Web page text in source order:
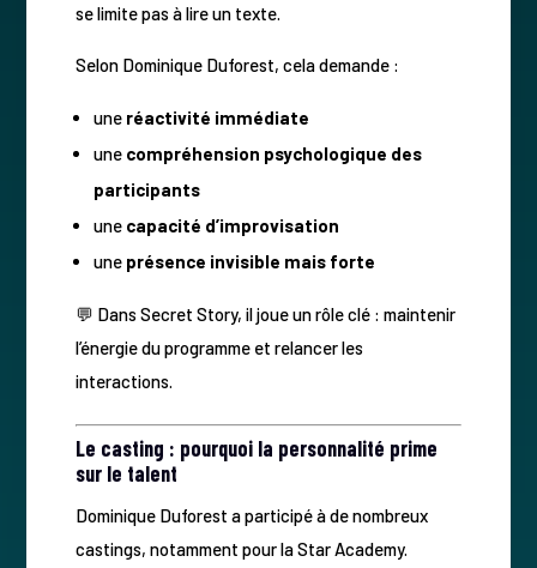
se limite pas à lire un texte.
Selon Dominique Duforest, cela demande :
une réactivité immédiate
une compréhension psychologique des
participants
une capacité d’improvisation
une présence invisible mais forte
💬 Dans Secret Story, il joue un rôle clé : maintenir
l’énergie du programme et relancer les
interactions.
Le casting : pourquoi la personnalité prime
sur le talent
Dominique Duforest a participé à de nombreux
castings, notamment pour la Star Academy.